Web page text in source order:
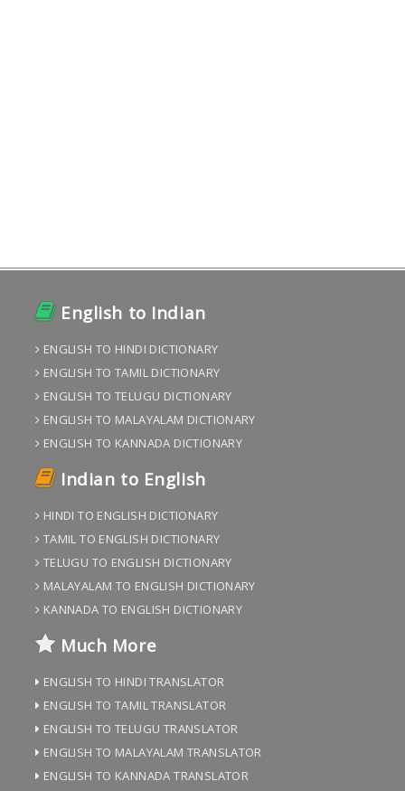
English to Indian
ENGLISH TO HINDI DICTIONARY
ENGLISH TO TAMIL DICTIONARY
ENGLISH TO TELUGU DICTIONARY
ENGLISH TO MALAYALAM DICTIONARY
ENGLISH TO KANNADA DICTIONARY
Indian to English
HINDI TO ENGLISH DICTIONARY
TAMIL TO ENGLISH DICTIONARY
TELUGU TO ENGLISH DICTIONARY
MALAYALAM TO ENGLISH DICTIONARY
KANNADA TO ENGLISH DICTIONARY
Much More
ENGLISH TO HINDI TRANSLATOR
ENGLISH TO TAMIL TRANSLATOR
ENGLISH TO TELUGU TRANSLATOR
ENGLISH TO MALAYALAM TRANSLATOR
ENGLISH TO KANNADA TRANSLATOR